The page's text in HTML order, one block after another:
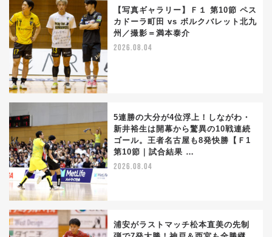
【写真ギャラリー】Ｆ１ 第10節 ペス
カドーラ町田 vs ボルクバレット北九
州／撮影＝満本泰介
2026.08.04
5連勝の大分が4位浮上！しながわ・
新井裕生は開幕から驚異の10戦連続
ゴール。王者名古屋も8発快勝【Ｆ1
第10節｜試合結果 …
2026.08.04
浦安がラストマッチ松本直美の先制